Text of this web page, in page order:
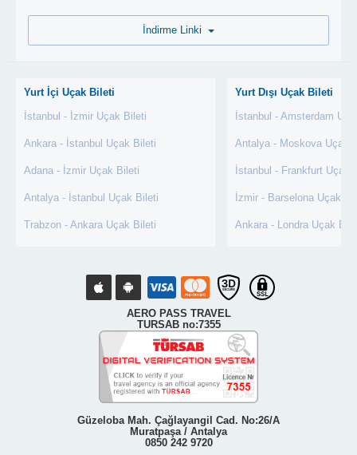
Yurt İçi Uçak Bileti
İstanbul - İzmir Uçak Bileti
Ankara - İstanbul Uçak Bileti
Adana - İzmir Uçak Bileti
Antalya - İstanbul Uçak Bileti
Trabzon - Ankara Uçak Bileti
Yurt Dışı Uçak Bileti
İstanbul - Amsterdam
Antalya - Moskova Uçak
İstanbul - Frankfurt Uçak
İzmir - Barselona Uçak
Ankara - Londra Uçak
AERO PASS TRAVEL
TURSAB no:7355
Güzeloba Mah. Çağlayangil Cad. No:26/A
Muratpaşa / Antalya
0850 242 9720